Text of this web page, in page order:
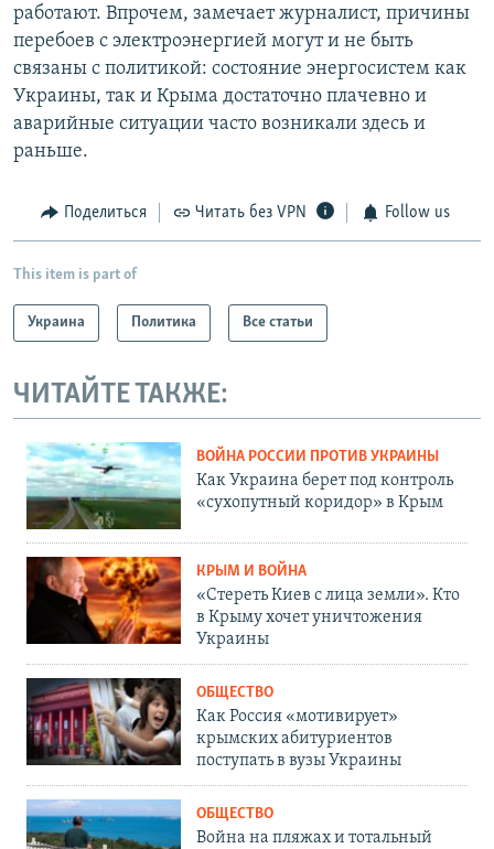
работают. Впрочем, замечает журналист, причины
перебоев с электроэнергией могут и не быть
связаны с политикой: состояние энергосистем как
Украины, так и Крыма достаточно плачевно и
аварийные ситуации часто возникали здесь и
раньше.
Поделиться Читать без VPN Follow us
This item is part of
Украина Политика Все статьи
ЧИТАЙТЕ ТАКЖЕ:
ВОЙНА РОССИИ ПРОТИВ УКРАИНЫ
Как Украина берет под контроль
«сухопутный коридор» в Крым
КРЫМ И ВОЙНА
«Стереть Киев с лица земли». Кто
в Крыму хочет уничтожения
Украины
ОБЩЕСТВО
Как Россия «мотивирует»
крымских абитуриентов
поступать в вузы Украины
ОБЩЕСТВО
Война на пляжах и тотальный